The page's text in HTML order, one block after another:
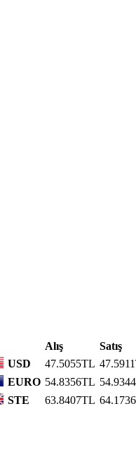
Alış
Satış
USD
47.5055TL
EURO 54.8356TL
STE
63.8407TL